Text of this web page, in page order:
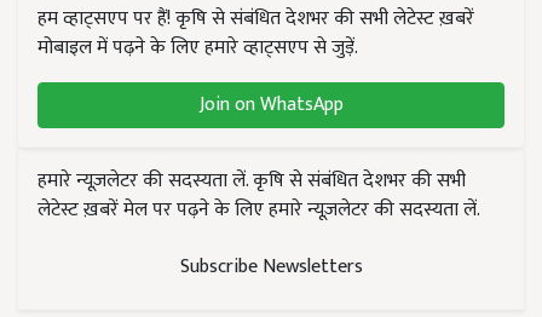
हम व्हाट्सएप पर हैं! कृषि से संबंधित देशभर की सभी लेटेस्ट ख़बरें
मोबाइल में पढ़ने के लिए हमारे व्हाट्सएप से जुड़ें.
Join on WhatsApp
हमारे न्यूज़लेटर की सदस्यता लें. कृषि से संबंधित देशभर की सभी
लेटेस्ट ख़बरें मेल पर पढ़ने के लिए हमारे न्यूज़लेटर की सदस्यता लें.
Subscribe Newsletters